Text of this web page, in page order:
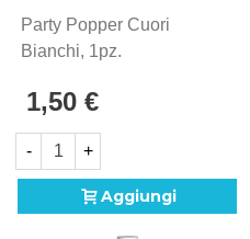
Party Popper Cuori
Bianchi, 1pz.
1,50 €
- +
Aggiungi